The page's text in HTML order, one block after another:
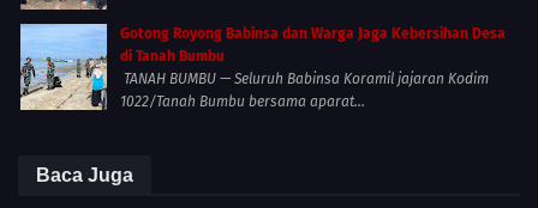
Gotong Royong Babinsa dan Warga Jaga Kebersihan Desa
di Tanah Bumbu
TANAH BUMBU — Seluruh Babinsa Koramil jajaran Kodim
1022/Tanah Bumbu bersama aparat...
Baca Juga